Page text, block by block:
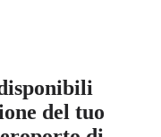
del tuo